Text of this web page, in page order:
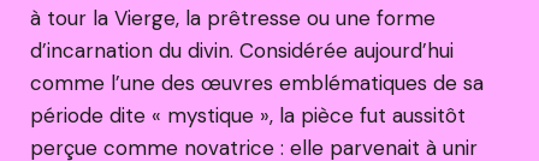
à tour la Vierge, la prêtresse ou une forme
d’incarnation du divin. Considérée aujourd’hui
comme l’une des œuvres emblématiques de sa
période dite « mystique », la pièce fut aussitôt
perçue comme novatrice : elle parvenait à unir